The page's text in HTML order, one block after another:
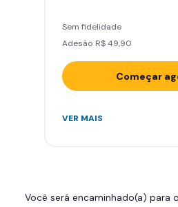
Sem fidelidade
Adesão R$ 49,90
Começar
Acesso ilimitado a
Skeelo App
VER MAIS
Você será encaminhado(a) para